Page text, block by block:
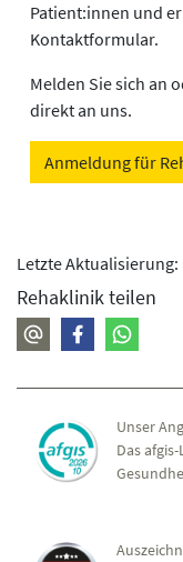
Patient:innen und
Kontaktformular.
Melden Sie sich an
direkt an uns.
Anmeldung für
Letzte Aktualisierung:
Rehaklinik teilen
Unser
Das